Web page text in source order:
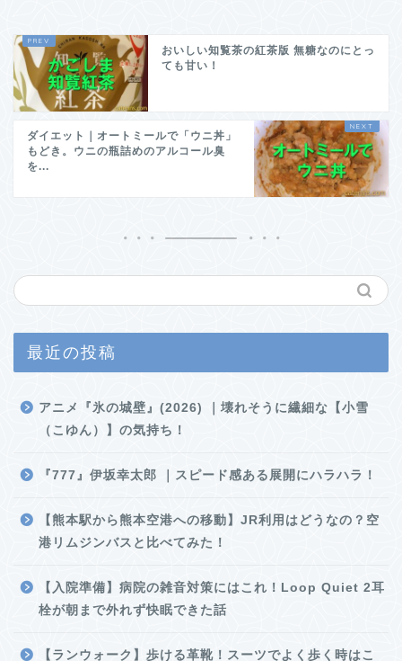
おいしい知覧茶の紅茶版 無糖なのにとっ
ても甘い！
ダイエット｜オートミールで「ウニ丼」
もどき。ウニの瓶詰めのアルコール臭
を...
最近の投稿
アニメ『氷の城壁』(2026) ｜壊れそうに繊細な【小雪
（こゆん）】の気持ち！
『777』伊坂幸太郎 ｜スピード感ある展開にハラハラ！
【熊本駅から熊本空港への移動】JR利用はどうなの？空
港リムジンバスと比べてみた！
【入院準備】病院の雑音対策にはこれ！Loop Quiet 2耳
栓が朝まで外れず快眠できた話
【ランウォーク】歩ける革靴！スーツでよく歩く時はこ